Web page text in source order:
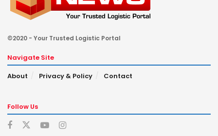
©2020 - Your Trusted Logistic Portal
Navigate Site
About
Privacy & Policy Contact
Follow Us